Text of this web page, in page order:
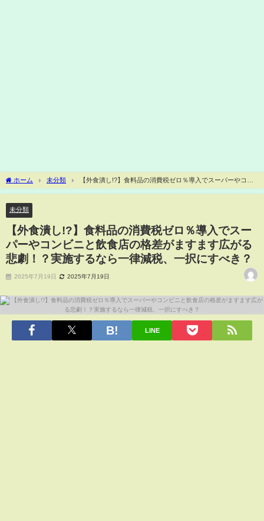
ホーム 未分類
【外食潰し!?】食料品の消費税ゼロ％導入でスーパーやコン
ビニと飲食店の格差がますます広がる悲劇！？実施するなら一律減税、一択にすべ
未分類
【外食潰し!?】食料品の消費税ゼロ％導入でスー
パーやコンビニと飲食店の格差がますます広がる
悲劇！？実施するなら一律減税、一択にすべき？
2025年7月19日 2025年7月19日
LINE